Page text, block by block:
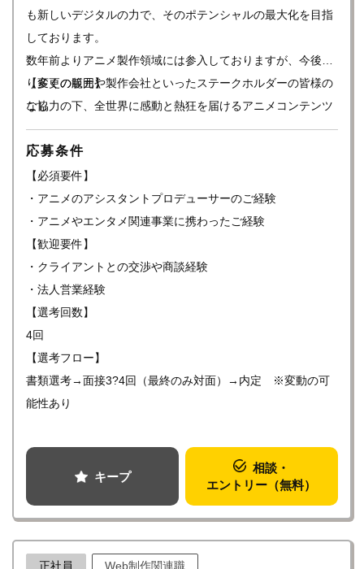
も新しいデジタルの力で、そのポテンシャルの最大化を目指
しております。
数年前よりアニメ製作領域には参入しておりますが、今後よ
り多くの版元や製作会社といったステークホルダーの皆様の
ご協力の下、全世界に感動と熱狂を届けるアニメコンテンツ
を作るべく体制を強化したいと考えております。
また、サイバーエージェントグループは、ABEMAに代表され
るメディア事業、モバイルゲーム、イベント事業、グッズ事
業等多角的なコンテンツ展開が可能な素地があり、これまで
にない新しいアニメ作りができる舞台があるとも自負してお
ります。
アニメ・エンタメ業界でのご経験があり、新しい試みや未知
の挑戦に心を躍らせる方々の応募を心よりお待ちしておりま
す。
【変更の範囲】
なし
応募条件
【必須要件】
・アニメのアシスタントプロデューサーのご経験
・アニメやエンタメ関連事業に携わったご経験
【歓迎要件】
・クライアントとの交渉や商談経験
・法人営業経験
【選考回数】
4回
【選考フロー】
書類選考→面接3?4回（最終のみ対面）→内定 ※変動の可
能性あり
キープ
相談・
エントリー（無料）
正社員 Web制作関連職